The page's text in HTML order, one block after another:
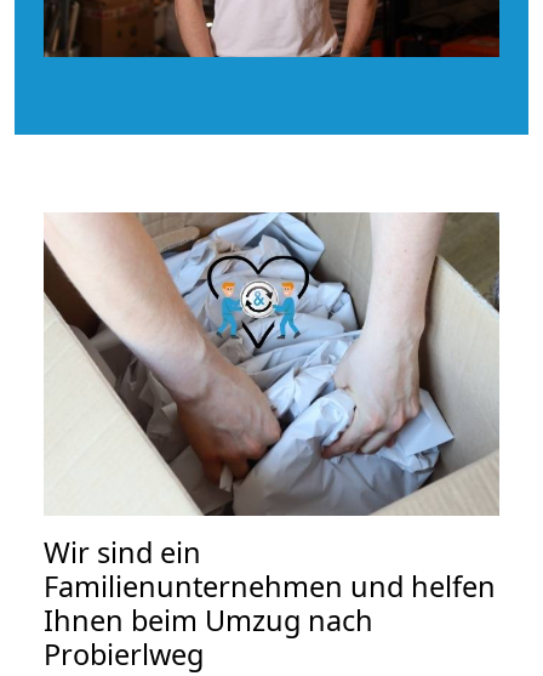
Wir sind ein
Familienunternehmen und helfen
Ihnen beim Umzug nach
Probierlweg